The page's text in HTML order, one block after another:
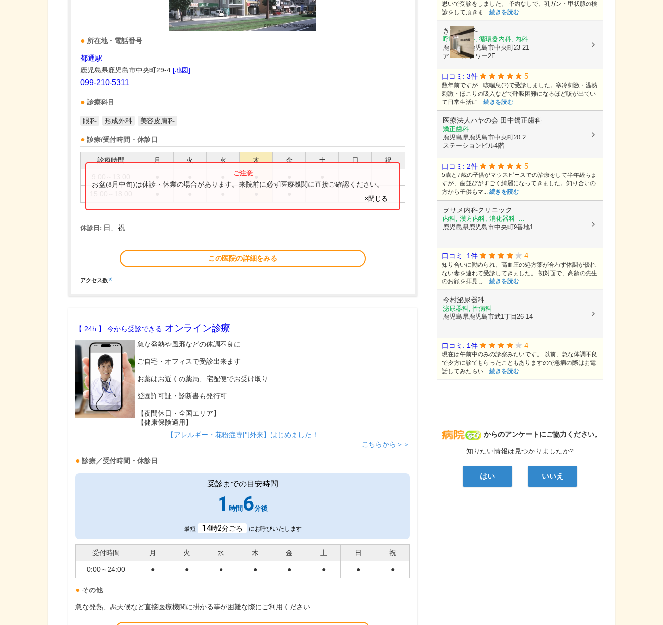
所在地・電話番号
都通駅
鹿児島県鹿児島市中央町29-4 [地図]
099-210-5311
診療科目
眼科 形成外科 美容皮膚科
診療/受付時間・休診日
診療時間 月 火 水 木 金 土 日 祝
お盆(8月中旬)は休診・休業の場合があります。来院前に必ず医療機関に直接ご確認ください。
×閉じる
休診日: 日、祝
この医院の詳細をみる
アクセス数※
【 24h 】 今から受診できる オンライン診療
急な発熱や風邪などの体調不良に
ご自宅・オフィスで受診出来ます
お薬はお近くの薬局、宅配便でお受け取り
登園許可証・診断書も発行可
【夜間休日・全国エリア】
【健康保険適用】
【アレルギー・花粉症専門外来】はじめました！
こちらから＞＞
診療／受付時間・休診日
受診までの目安時間
1 時間 6分後
最短 14時2分ごろ にお呼びいたします
受付時間 月 火 水 木 金 土 日 祝
0:00～24:00 ● ● ● ● ● ● ● ●
その他
急な発熱、悪天候など直接医療機関に掛かる事が困難な際にご利用ください
病院なび
からのアンケートにご協力ください。
知りたい情報は見つかりましたか?
はい いいえ
思いで受診をしました。 予約なしで、乳ガン・甲状腺の検
診をして頂きま... 続きを読む
きじま内科
呼吸器内科, 循環器内科, 内科
鹿児島県鹿児島市中央町23-21
アエールタワー2F
口コミ: 3件 5
数年前ですが、咳喘息(?)で受診しました。寒冷刺激・温熱
刺激・ほこりの吸入などで呼吸困難になるほど咳が出てい
て日常生活に... 続きを読む
医療法人ハヤの会 田中矯正歯科
矯正歯科
鹿児島県鹿児島市中央町20-2
ステーションビル4階
口コミ: 2件 5
5歳と7歳の子供がマウスピースでの治療をして半年経ちま
すが、歯並びがすごく綺麗になってきました。知り合いの
方から子供もマ... 続きを読む
ヲサメ内科クリニック
内科, 漢方内科, 消化器科, ...
鹿児島県鹿児島市中央町9番地1
口コミ: 1件 4
知り合いに勧められ、高血圧の処方薬が合わず体調が優れ
ない妻を連れて受診してきました。 初対面で、高齢の先生
のお顔を拝見し... 続きを読む
今村泌尿器科
泌尿器科, 性病科
鹿児島県鹿児島市武1丁目26-14
口コミ: 1件 4
現在は午前中のみの診察みたいです。 以前、急な体調不良
で夕方に診てもらったこともありますので急病の際はお電
話してみたらい... 続きを読む